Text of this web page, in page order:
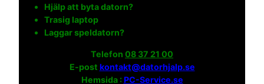
Hjälp att byta datorn?
Trasig laptop
Laggar speldatorn?
Telefon 08 37 21 00
E-post kontakt@datorhjalp.se
Hemsida :PC-Service.se